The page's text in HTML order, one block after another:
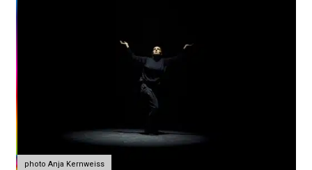
photo Anja Kernweiss